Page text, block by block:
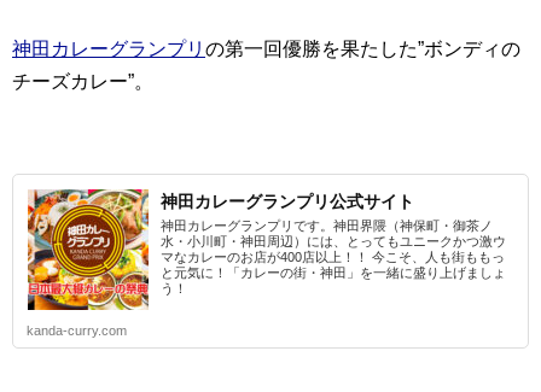
神田カレーグランプリ の第一回優勝を果たした”ボンディの
チーズカレー”。
神田カレーグランプリ公式サイト
神田カレーグランプリです。神田界隈（神保町・御茶ノ
水・小川町・神田周辺）には、とってもユニークかつ激ウ
マなカレーのお店が400店以上！！ 今こそ、人も街ももっ
と元気に！「カレーの街・神田」を一緒に盛り上げましょ
う！
kanda-curry.com